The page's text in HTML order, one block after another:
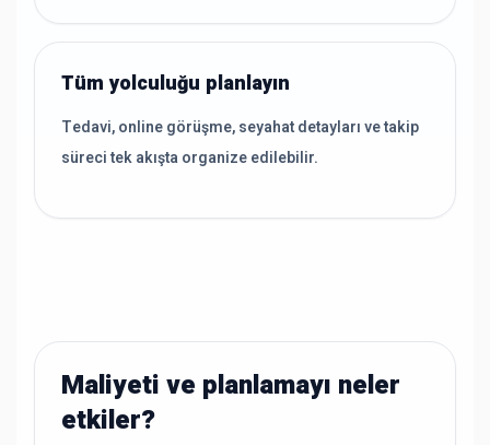
Tüm yolculuğu planlayın
Tedavi, online görüşme, seyahat detayları ve takip
süreci tek akışta organize edilebilir.
Maliyeti ve planlamayı neler
etkiler?